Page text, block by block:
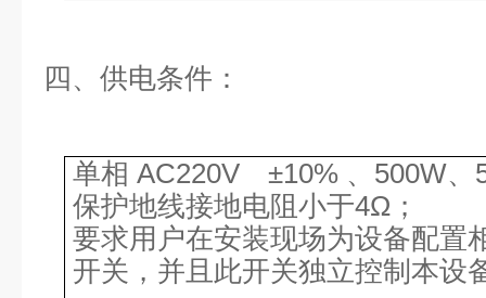
四、供电条件：
单相 AC220V ±10% 、500W、
保护地线接地电阻小于4Ω；
要求用户在安装现场为设备配置
开关，并且此开关独立控制本设